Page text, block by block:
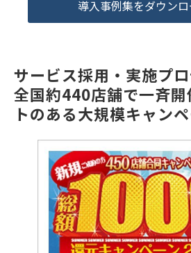
導入事例集をダウン
サービス採用・実施プ
全国約440店舗で一斉開
トのある大規模キャン